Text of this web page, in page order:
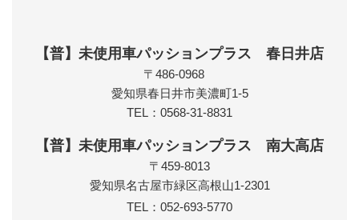
【普】未使用車パッションプラス 春日井店
〒486-0968
愛知県春日井市美濃町1-5
TEL：0568-31-8831
【普】未使用車パッションプラス 南大高店
〒459-8013
愛知県名古屋市緑区高根山1-2301
TEL：052-693-5770